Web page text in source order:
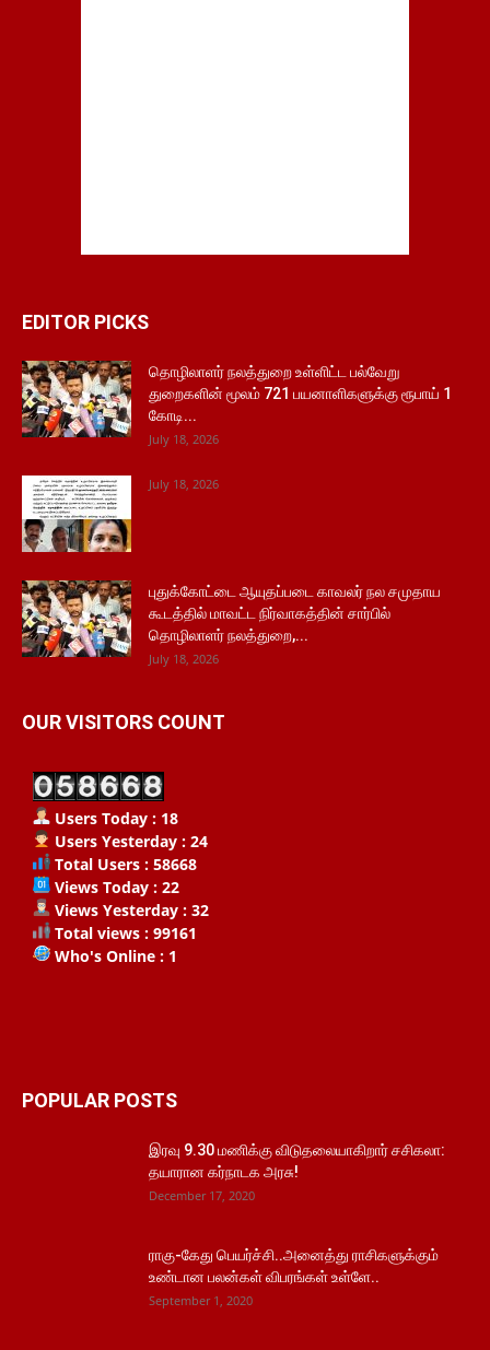
EDITOR PICKS
தொழிலாளர் நலத்துறை உள்ளிட்ட பல்வேறு
துறைகளின் மூலம் 721 பயனாளிகளுக்கு ரூபாய் 1
கோடி...
July 18, 2026
July 18, 2026
புதுக்கோட்டை ஆயுதப்படை காவலர் நல சமுதாய
கூடத்தில் மாவட்ட நிர்வாகத்தின் சார்பில்
தொழிலாளர் நலத்துறை,...
July 18, 2026
OUR VISITORS COUNT
Users Today : 18
Users Yesterday : 24
Total Users : 58668
Views Today : 22
Views Yesterday : 32
Total views : 99161
Who's Online : 1
POPULAR POSTS
இரவு 9.30 மணிக்கு விடுதலையாகிறார் சசிகலா:
தயாரான கர்நாடக அரசு!
December 17, 2020
ராகு-கேது பெயர்ச்சி..அனைத்து ராசிகளுக்கும்
உண்டான பலன்கள் விபரங்கள் உள்ளே..
September 1, 2020